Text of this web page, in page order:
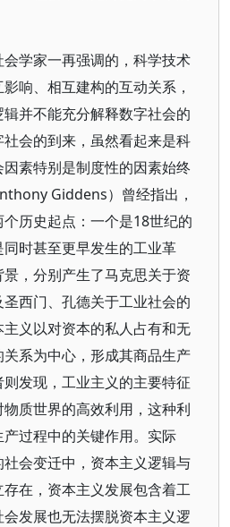
学家一再强调的，科学技术
响、相互建构的互动关系，
并不能充分解释数字社会的
会的到来，虽然看起来是科
素特别是制度性的因素始终
Giddens）曾经指出，
历史起点：一个是18世纪的
时甚至更早发生的工业革
，分别产生了马克思关于资
西门、孔德关于工业社会的
义以对资本的私人占有和无
系为中心，形成其商品生产
发现，工业主义的主要特征
质世界的高效利用，这种利
过程中的关键作用。实际
会变迁中，资本主义逻辑与
在，资本主义发展包含着工
发展也无法摆脱资本主义逻